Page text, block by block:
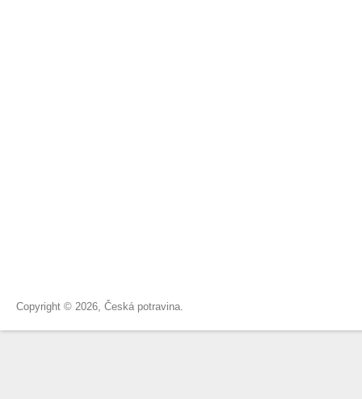
Copyright © 2026, Česká potravina.